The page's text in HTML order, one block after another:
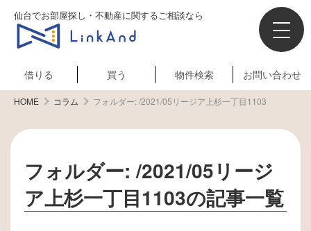
仙台でお部屋探し・不動産に関するご相談なら
借りる 買う 物件検索 お問い合わせ
HOME コラム フォルダー:/2021/05リージア上杉一丁目1103
フォルダー:/2021/05リージ
ア上杉一丁目1103の記事一覧